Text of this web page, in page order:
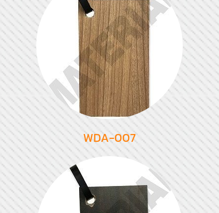
WDA-007